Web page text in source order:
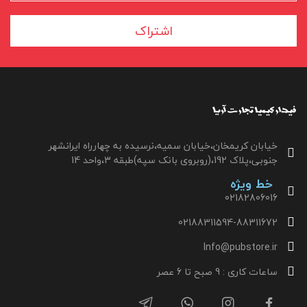
اشتراک
خیابان کریمخان،خیابان سمیه،نرسیده به چهارراه ایرانشهر
جنوبی،پلاک 192،(روبروی بانک سپه)طبقه 3،واحد 14
خط ویژه
02182806016
02188311594-88311672
Info@pubstore.ir
ساعات کاری : 9 صبح تا 6 عصر